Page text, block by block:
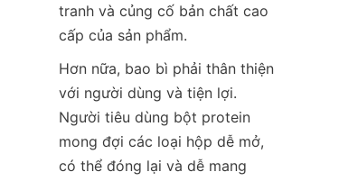
tranh và củng cố bản chất cao
cấp của sản phẩm.
Hơn nữa, bao bì phải thân thiện
với người dùng và tiện lợi.
Người tiêu dùng bột protein
mong đợi các loại hộp dễ mở,
có thể đóng lại và dễ mang